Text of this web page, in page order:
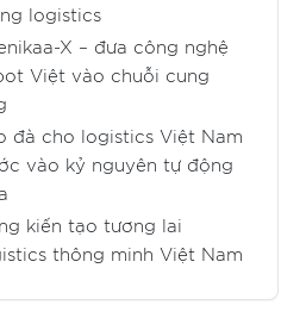
logistics
X – đưa công nghệ
Việt vào chuỗi cung
đà cho logistics Việt Nam
vào kỷ nguyên tự động
kiến tạo tương lai
thông minh Việt Nam